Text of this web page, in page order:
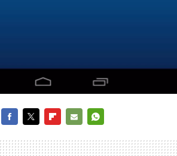
MAIL